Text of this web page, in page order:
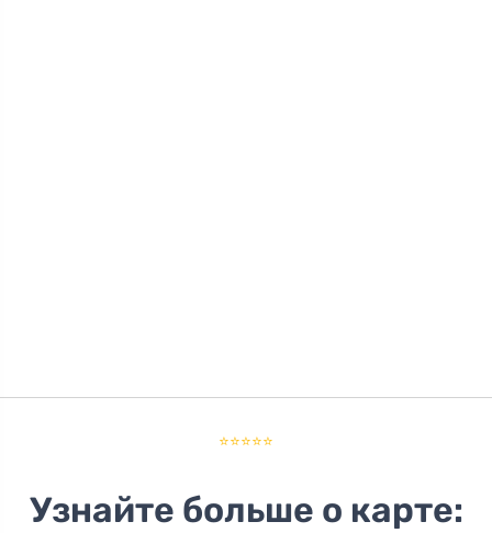
⭐⭐⭐⭐⭐
Узнайте больше о карте: